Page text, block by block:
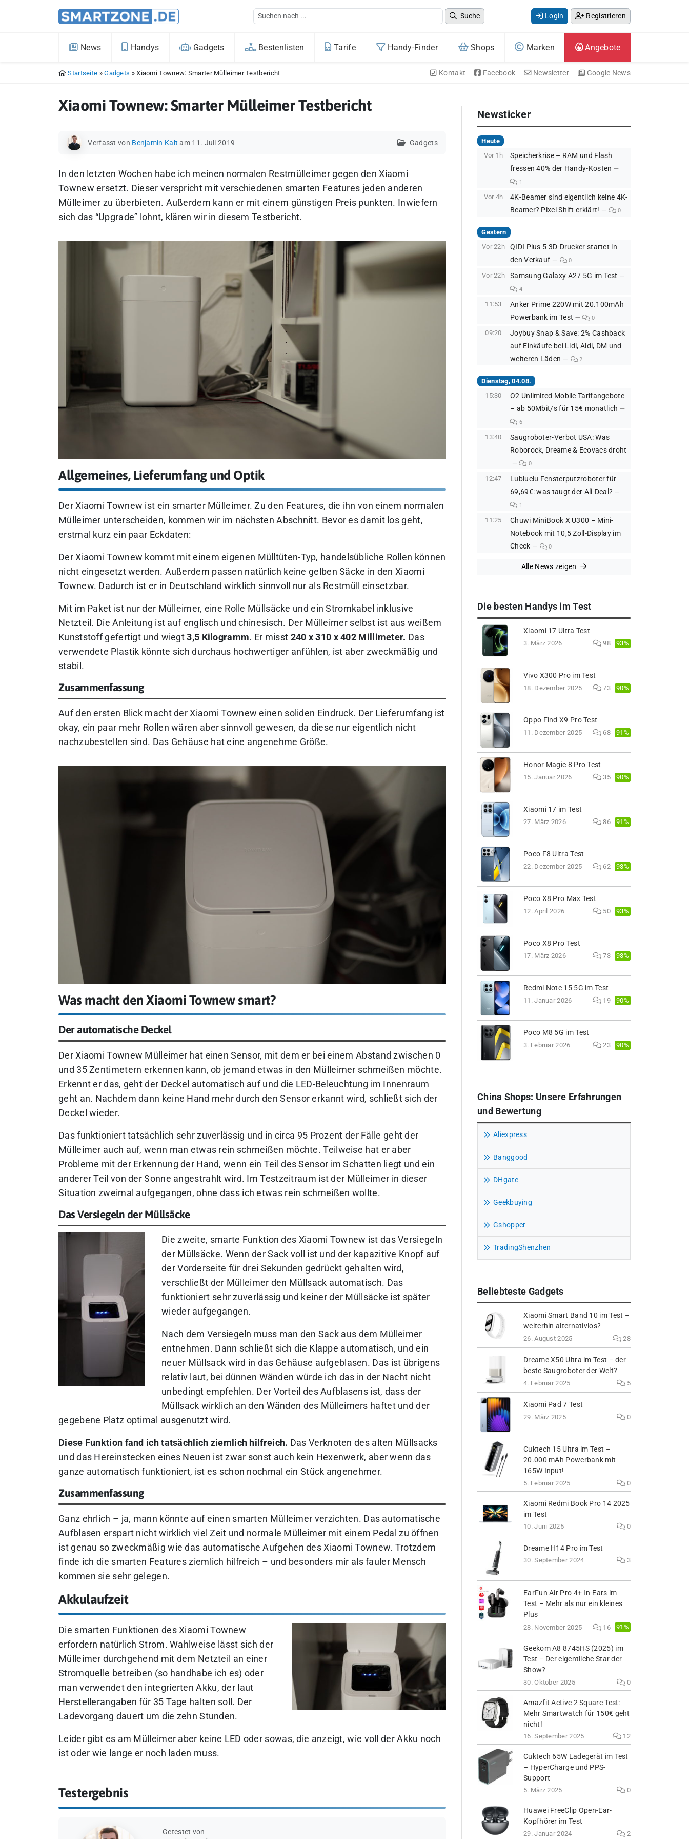
Suche Login Registrieren
News Handys Gadgets Bestenlisten Tarife Handy-Finder Shops Marken Angebote
Startseite »Gadgets »Xiaomi Townew: Smarter Mülleimer Testbericht Kontakt Facebook Newsletter Google News
Xiaomi Townew: Smarter Mülleimer Testbericht
Verfasst von Benjamin Kalt am 11. Juli 2019 Gadgets
In den letzten Wochen habe ich meinen normalen Restmülleimer gegen den Xiaomi
Townew ersetzt. Dieser verspricht mit verschiedenen smarten Features jeden anderen
Mülleimer zu überbieten. Außerdem kann er mit einem günstigen Preis punkten. Inwiefern
sich das “Upgrade” lohnt, klären wir in diesem Testbericht.
Allgemeines, Lieferumfang und Optik
Der Xiaomi Townew ist ein smarter Mülleimer. Zu den Features, die ihn von einem normalen
Mülleimer unterscheiden, kommen wir im nächsten Abschnitt. Bevor es damit los geht,
erstmal kurz ein paar Eckdaten:
Der Xiaomi Townew kommt mit einem eigenen Mülltüten-Typ, handelsübliche Rollen können
nicht eingesetzt werden. Außerdem passen natürlich keine gelben Säcke in den Xiaomi
Townew. Dadurch ist er in Deutschland wirklich sinnvoll nur als Restmüll einsetzbar.
Mit im Paket ist nur der Mülleimer, eine Rolle Müllsäcke und ein Stromkabel inklusive
Netzteil. Die Anleitung ist auf englisch und chinesisch. Der Mülleimer selbst ist aus weißem
Kunststoff gefertigt und wiegt3,5 Kilogramm. Er misst 240 x 310 x 402 Millimeter. Das
verwendete Plastik könnte sich durchaus hochwertiger anfühlen, ist aber zweckmäßig und
stabil.
Zusammenfassung
Auf den ersten Blick macht der Xiaomi Townew einen soliden Eindruck. Der Lieferumfang ist
okay, ein paar mehr Rollen wären aber sinnvoll gewesen, da diese nur eigentlich nicht
nachzubestellen sind. Das Gehäuse hat eine angenehme Größe.
Was macht den Xiaomi Townew smart?
Der automatische Deckel
Der Xiaomi Townew Mülleimer hat einen Sensor, mit dem er bei einem Abstand zwischen 0
und 35 Zentimetern erkennen kann, ob jemand etwas in den Mülleimer schmeißen möchte.
Erkennt er das, geht der Deckel automatisch auf und die LED-Beleuchtung im Innenraum
geht an. Nachdem dann keine Hand mehr durch den Sensor erkannt wird, schließt sich der
Deckel wieder.
Das funktioniert tatsächlich sehr zuverlässig und in circa 95 Prozent der Fälle geht der
Mülleimer auch auf, wenn man etwas rein schmeißen möchte. Teilweise hat er aber
Probleme mit der Erkennung der Hand, wenn ein Teil des Sensor im Schatten liegt und ein
anderer Teil von der Sonne angestrahlt wird. Im Testzeitraum ist der Mülleimer in dieser
Situation zweimal aufgegangen, ohne dass ich etwas rein schmeißen wollte.
Das Versiegeln der Müllsäcke
Die zweite, smarte Funktion des Xiaomi Townew ist das Versiegeln
der Müllsäcke. Wenn der Sack voll ist und der kapazitive Knopf auf
der Vorderseite für drei Sekunden gedrückt gehalten wird,
verschließt der Mülleimer den Müllsack automatisch. Das
funktioniert sehr zuverlässig und keiner der Müllsäcke ist später
wieder aufgegangen.
Nach dem Versiegeln muss man den Sack aus dem Mülleimer
entnehmen. Dann schließt sich die Klappe automatisch, und ein
neuer Müllsack wird in das Gehäuse aufgeblasen. Das ist übrigens
relativ laut, bei dünnen Wänden würde ich das in der Nacht nicht
unbedingt empfehlen. Der Vorteil des Aufblasens ist, dass der
Müllsack wirklich an den Wänden des Mülleimers haftet und der
gegebene Platz optimal ausgenutzt wird.
Diese Funktion fand ich tatsächlich ziemlich hilfreich. Das Verknoten des alten Müllsacks
und das Hereinstecken eines Neuen ist zwar sonst auch kein Hexenwerk, aber wenn das
ganze automatisch funktioniert, ist es schon nochmal ein Stück angenehmer.
Zusammenfassung
Ganz ehrlich – ja, mann könnte auf einen smarten Mülleimer verzichten. Das automatische
Aufblasen erspart nicht wirklich viel Zeit und normale Mülleimer mit einem Pedal zu öffnen
ist genau so zweckmäßig wie das automatische Aufgehen des Xiaomi Townew. Trotzdem
finde ich die smarten Features ziemlich hilfreich – und besonders mir als fauler Mensch
kommen sie sehr gelegen.
Akkulaufzeit
Die smarten Funktionen des Xiaomi Townew
erfordern natürlich Strom. Wahlweise lässt sich der
Mülleimer durchgehend mit dem Netzteil an einer
Stromquelle betreiben (so handhabe ich es) oder
man verwendet den integrierten Akku, der laut
Herstellerangaben für 35 Tage halten soll. Der
Ladevorgang dauert um die zehn Stunden.
Leider gibt es am Mülleimer aber keine LED oder sowas, die anzeigt, wie voll der Akku noch
ist oder wie lange er noch laden muss.
Testergebnis
Getestet von
Newsticker
Heute
Vor 1h
Speicherkrise – RAM und Flash
fressen 40% der Handy-Kosten
1
Vor 4h
4K-Beamer sind eigentlich keine 4K-
Beamer? Pixel Shift erklärt!
0
Gestern
Vor 22h
QIDI Plus 5 3D-Drucker startet in
den Verkauf
0
Vor 22h Samsung Galaxy A27 5G im Test
4
11:53
Anker Prime 220W mit 20.100mAh
Powerbank im Test
0
09:20
Joybuy Snap & Save: 2% Cashback
auf Einkäufe bei Lidl, Aldi, DM und
weiteren Läden
2
Dienstag, 04.08.
15:30
O2 Unlimited Mobile Tarifangebote
– ab 50Mbit/s für 15€ monatlich
6
13:40
Saugroboter-Verbot USA: Was
Roborock, Dreame & Ecovacs droht
0
12:47
Lubluelu Fensterputzroboter für
69,69€: was taugt der Ali-Deal?
1
11:25
Chuwi MiniBook X U300 – Mini-
Notebook mit 10,5 Zoll-Display im
Check
0
Alle News zeigen
Die besten Handys im Test
Xiaomi 17 Ultra Test
3. März 2026 98 93%
Vivo X300 Pro im Test
18. Dezember 2025 73 90%
Oppo Find X9 Pro Test
11. Dezember 2025 68 91%
Honor Magic 8 Pro Test
15. Januar 2026 35 90%
Xiaomi 17 im Test
27. März 2026 86 91%
Poco F8 Ultra Test
22. Dezember 2025 62 93%
Poco X8 Pro Max Test
12. April 2026 50 93%
Poco X8 Pro Test
17. März 2026 73 93%
Redmi Note 15 5G im Test
11. Januar 2026 19 90%
Poco M8 5G im Test
3. Februar 2026 23 90%
China Shops: Unsere Erfahrungen
und Bewertung
Aliexpress
Banggood
DHgate
Geekbuying
Gshopper
TradingShenzhen
Beliebteste Gadgets
Xiaomi Smart Band 10 im Test –
weiterhin alternativlos?
26. August 2025 28
Dreame X50 Ultra im Test – der
beste Saugroboter der Welt?
4. Februar 2025 5
Xiaomi Pad 7 Test
29. März 2025 0
Cuktech 15 Ultra im Test –
20.000 mAh Powerbank mit
165W Input!
5. Februar 2025 0
Xiaomi Redmi Book Pro 14 2025
im Test
10. Juni 2025 0
Dreame H14 Pro im Test
30. September 2024 3
EarFun Air Pro 4+ In-Ears im
Test – Mehr als nur ein kleines
Plus
28. November 2025 16 91%
Geekom A8 8745HS (2025) im
Test – Der eigentliche Star der
Show?
30. Oktober 2025 0
Amazfit Active 2 Square Test:
Mehr Smartwatch für 150€ geht
nicht!
16. September 2025 12
Cuktech 65W Ladegerät im Test
– HyperCharge und PPS-
Support
5. März 2025 0
Huawei FreeClip Open-Ear-
Kopfhörer im Test
29. Januar 2024 2